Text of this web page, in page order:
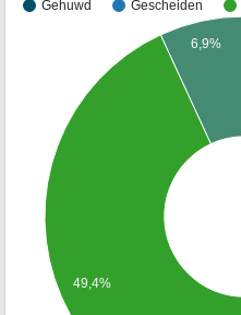
Gehuwd Gescheiden
6,9%
49,4%